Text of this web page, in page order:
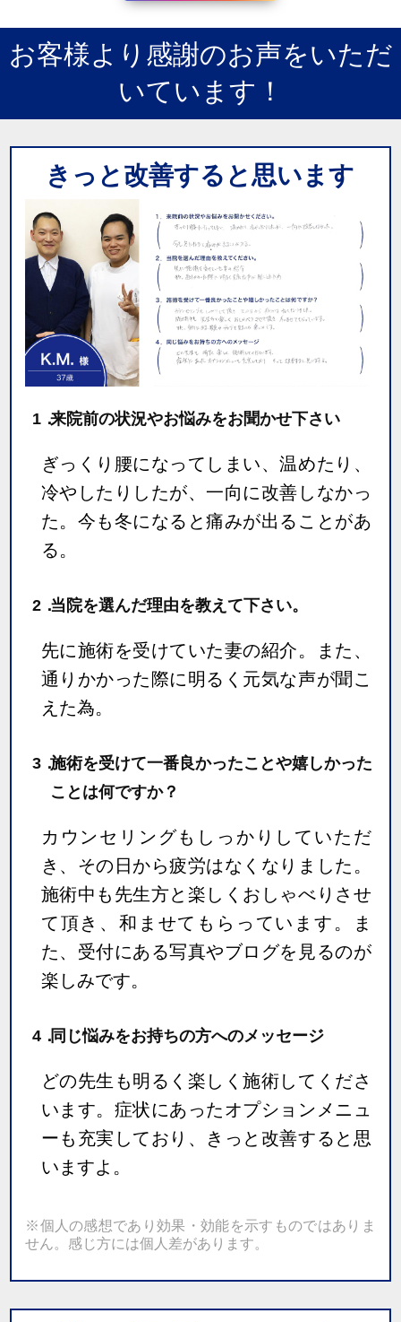
お客様より感謝のお声をいただ
いています！
きっと改善すると思います
1．来院前の状況やお悩みをお聞かせ下さい
ぎっくり腰になってしまい、温めたり、
冷やしたりしたが、一向に改善しなかっ
た。今も冬になると痛みが出ることがあ
る。
2．当院を選んだ理由を教えて下さい。
先に施術を受けていた妻の紹介。また、
通りかかった際に明るく元気な声が聞こ
えた為。
3．施術を受けて一番良かったことや嬉しかった
ことは何ですか？
カウンセリングもしっかりしていただ
き、その日から疲労はなくなりました。
施術中も先生方と楽しくおしゃべりさせ
て頂き、和ませてもらっています。ま
た、受付にある写真やブログを見るのが
楽しみです。
4．同じ悩みをお持ちの方へのメッセージ
どの先生も明るく楽しく施術してくださ
います。症状にあったオプションメニュ
ーも充実しており、きっと改善すると思
いますよ。
※個人の感想であり効果・効能を示すものではありま
せん。感じ方には個人差があります。